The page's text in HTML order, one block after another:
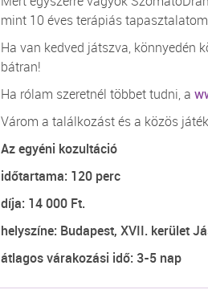
mint 10 éves terápiás
Ha van kedved játszva, könnyedén
bátran!
Ha rólam szeretnél többet tudni, a
Várom a találkozást és a közös
Az egyéni kozultáció
időtartama: 120 perc
díja: 14 000 Ft.
helyszíne: Budapest, XVII. kerület
átlagos várakozási idő: 3-5 nap